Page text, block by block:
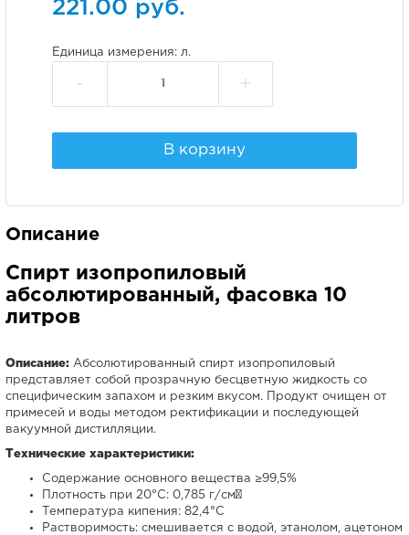
221.00 руб.
Единица измерения: л.
- +
В корзину
Описание
Спирт изопропиловый
абсолютированный, фасовка 10
литров
Описание: Абсолютированный спирт изопропиловый
представляет собой прозрачную бесцветную жидкость со
специфическим запахом и резким вкусом. Продукт очищен от
примесей и воды методом ректификации и последующей
вакуумной дистилляции.
Технические характеристики:
Содержание основного вещества ≥99,5%
Плотность при 20°C: 0,785 г/см³
Температура кипения: 82,4°C
Растворимость: смешивается с водой, этанолом, ацетоном